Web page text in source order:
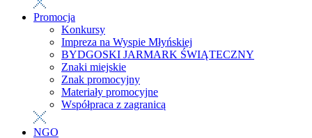
Promocja
Konkursy
Impreza na Wyspie Młyńskiej
BYDGOSKI JARMARK ŚWIĄTECZNY
Znaki miejskie
Znak promocyjny
Materiały promocyjne
Współpraca z zagranicą
NGO